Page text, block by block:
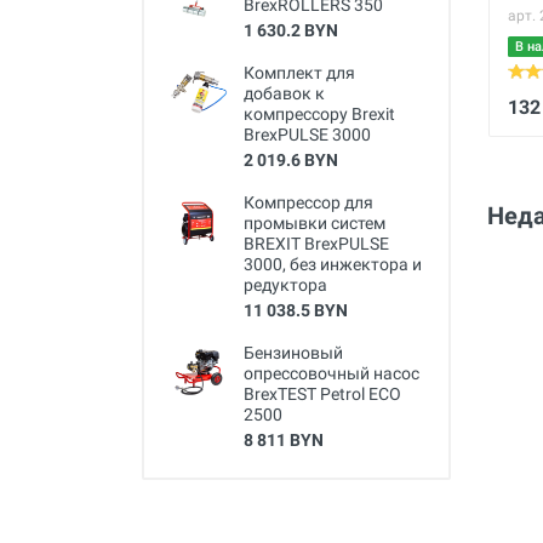
BrexROLLERS 350
1 630.2 BYN
Комплект для
добавок к
компрессору Brexit
BrexPULSE 3000
2 019.6 BYN
Компрессор для
промывки систем
BREXIT BrexPULSE
3000, без инжектора и
редуктора
11 038.5 BYN
Бензиновый
опрессовочный насос
BrexTEST Petrol ECO
2500
8 811 BYN
арт.
В